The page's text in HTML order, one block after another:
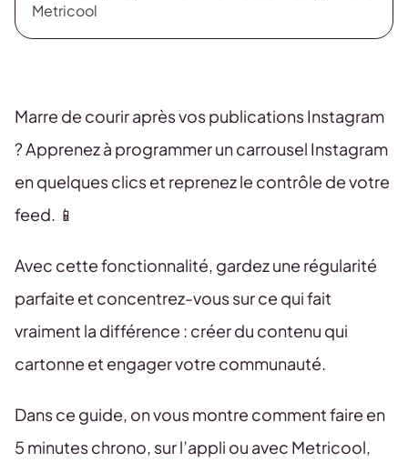
Metricool
Marre de courir après vos publications Instagram
? Apprenez à programmer un carrousel Instagram
en quelques clics et reprenez le contrôle de votre
feed. 📱
Avec cette fonctionnalité, gardez une régularité
parfaite et concentrez-vous sur ce qui fait
vraiment la différence : créer du contenu qui
cartonne et engager votre communauté.
Dans ce guide, on vous montre comment faire en
5 minutes chrono, sur l’appli ou avec Metricool,